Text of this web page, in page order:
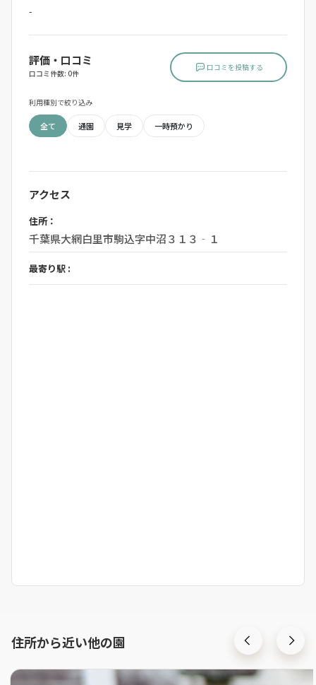
-
評価・口コミ
口コミ件数: 0件
口コミを投稿する
利用種別で絞り込み
全て 通園 見学 一時預かり
アクセス
住所：
千葉県大網白里市駒込字中沼３１３‐１
最寄り駅 :
住所から近い他の園